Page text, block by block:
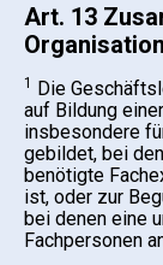
Art. 13
1 Die
auf Bildung
insbesondere
gebildet, bei
benötigte
ist, oder zur
bei denen eine
Fachpersonen